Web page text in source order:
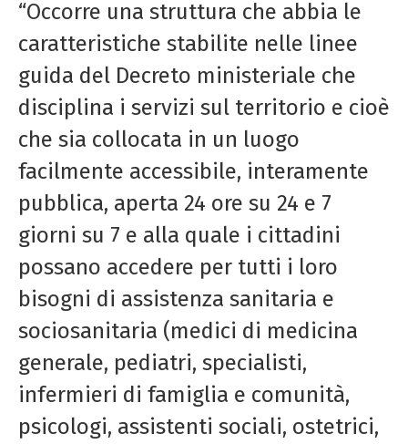
“Occorre una struttura che abbia le
caratteristiche stabilite nelle linee
guida del Decreto ministeriale che
disciplina i servizi sul territorio e cioè
che sia collocata in un luogo
facilmente accessibile, interamente
pubblica, aperta 24 ore su 24 e 7
giorni su 7 e alla quale i cittadini
possano accedere per tutti i loro
bisogni di assistenza sanitaria e
sociosanitaria (medici di medicina
generale, pediatri, specialisti,
infermieri di famiglia e comunità,
psicologi, assistenti sociali, ostetrici,